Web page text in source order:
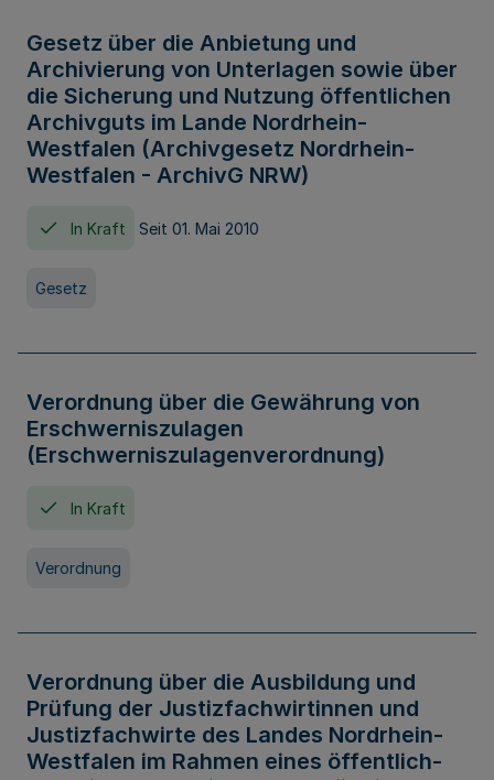
Gesetz über die Anbietung und
Archivierung von Unterlagen sowie über
die Sicherung und Nutzung öffentlichen
Archivguts im Lande Nordrhein-
Westfalen (Archivgesetz Nordrhein-
Westfalen - ArchivG NRW)
In Kraft Seit 01. Mai 2010
Gesetz
Verordnung über die Gewährung von
Erschwerniszulagen
(Erschwerniszulagenverordnung)
In Kraft
Verordnung
Verordnung über die Ausbildung und
Prüfung der Justizfachwirtinnen und
Justizfachwirte des Landes Nordrhein-
Westfalen im Rahmen eines öffentlich-